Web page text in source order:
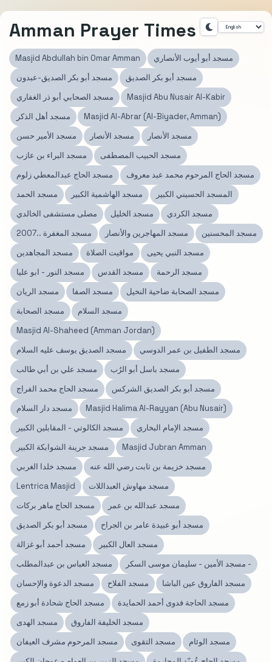
Amman Prayer Times
Masjid Abdullah bin Omar Amman
مسجد أبو أيوب الأنصاري
مسجد أبو بكر الصديق-عبدون
مسجد أبو بكر الصديق
مسجد الصحابي أبو ذر الغفاري
Masjid Abu Nusair Al-Kabir
مسجد أهل الذكر
Masjid Al-Abrar (Al-Biyader, Amman)
مسجد الأمير حسن
مسجد الأنصار
مسجد الأنصار
مسجد البراء بن عازب
مسجد الحبيب المصطفى
مسجد الحاج عبدالمعطي زلوم
مسجد الحاج المرحوم محمد عبد معروف
مسجد الحمد
مسجد الهاشمية الكبير
المسجد الحسيني الكبير
مصلى مستشفى الخالدي
مسجد الخليل
مسجد الكردي
مسجد المغفرة ..2007
مسجد المهاجرين والأنصار
مسجد المحسنين
مسجد المجاهدين
مواقيت الصلاة
مسجد النبي يحيى
مسجد النور - ابو عليا
مسجد القدس
مسجد الرحمة
مسجد الريان
مسجد الصفا
مسجد الصحابة ضاحية النخيل
مسجد الصحابة
مسجد السلام
Masjid Al-Shaheed (Amman Jordan)
مسجد الصديق يوسف عليه السلام
مسجد الطفيل بن عمر الدوسي
مسجد علي بن أبي طالب
مسجد باسل أبو الرُب
مسجد الحاج محمد الفراج
مسجد أبو بكر الصديق الشركس
مسجد دار السلام
Masjid Halima Al-Rayyan (Abu Nusair)
مسجد الكالوتي - المقابلين الكبير
مسجد الإمام البخاري
مسجد جرينة الشوابكة الكبير
Masjid Jubran Amman
مسجد خلدا الغربي
مسجد خزيمة بن ثابت رضي الله عنه
Lentrica Masjid
مسجد مهاوش العبداللات
مسجد الحاج ماهر بركات
مسجد عبدالله بن عمر
مسجد أبو بكر الصديق
مسجد أبو عبيدة عامر بن الجراح
مسجد أحمد أبو غزالة
مسجد العال الكبير
مسجد العباس بن عبدالمطلب
مسجد الأمين - سليمان موسى السكر -
مسجد الدعوة والإحسان
مسجد الفلاح
مسجد الفاروق عين الباشا
مسجد الحاج شحادة أبو زمع
مسجد الحاجة فدوى أحمد الحمايدة
مسجد الهدى
مسجد الخليفة الفاروق
مسجد المرحوم مشرف العيفان
مسجد التقوى
مسجد الوئام